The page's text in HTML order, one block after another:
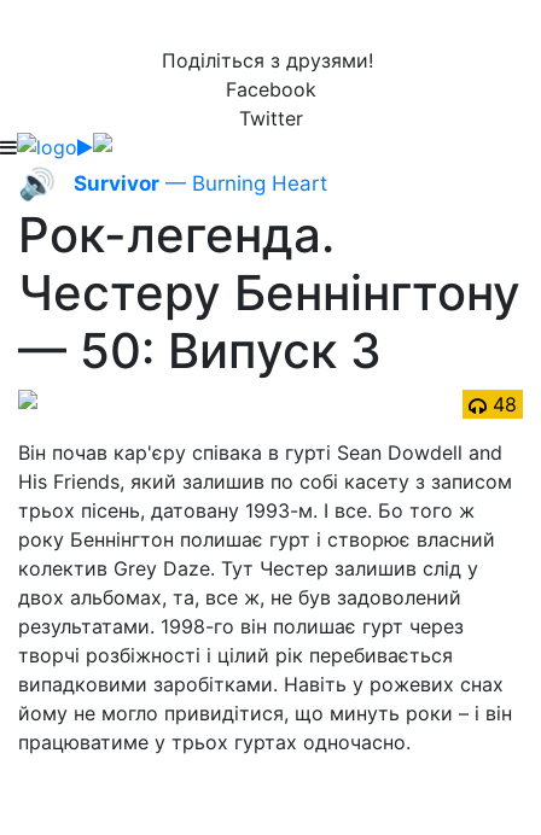
Поділіться з друзями!
Facebook
Twitter
🔊 Survivor — Burning Heart
Рок-легенда.
Честеру Беннінгтону
— 50: Випуск 3
48
Він почав кар'єру співака в гурті Sean Dowdell and
His Friends, який залишив по собі касету з записом
трьох пісень, датовану 1993-м. І все. Бо того ж
року Беннінгтон полишає гурт і створює власний
колектив Grey Daze. Тут Честер залишив слід у
двох альбомах, та, все ж, не був задоволений
результатами. 1998-го він полишає гурт через
творчі розбіжності і цілий рік перебивається
випадковими заробітками. Навіть у рожевих снах
йому не могло привидітися, що минуть роки – і він
працюватиме у трьох гуртах одночасно.